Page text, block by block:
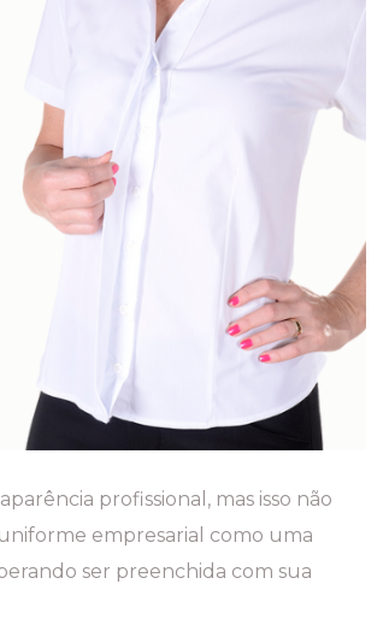
profissional, mas isso não
empresarial como uma
ser preenchida com sua